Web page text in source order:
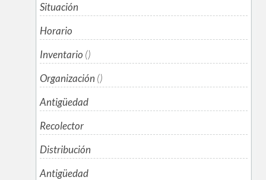
Situación
Horario
Inventario ()
Organización ()
Antigüedad
Recolector
Distribución
Antigüedad